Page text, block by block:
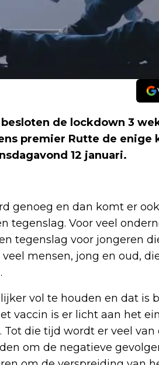
besloten de lockdown 3
premier Rutte de enige
12 januari.
genoeg en dan komt er
tegenslag. Voor veel
tegenslag voor jongeren
mensen, jong en oud,
vol te houden en dat is
vaccin is er licht aan het
die tijd wordt er veel van
om de negatieve